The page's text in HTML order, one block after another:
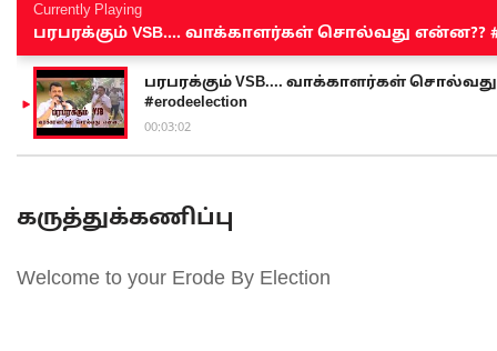
Currently Playing
பரபரக்கும் VSB.... வாக்காளர்கள் சொல்வது என்ன??
பரபரக்கும் VSB.... வாக்காளர்கள் சொல்வது
#erodeelection
00:03:02
கருத்துக்கணிப்பு
Welcome to your Erode By Election